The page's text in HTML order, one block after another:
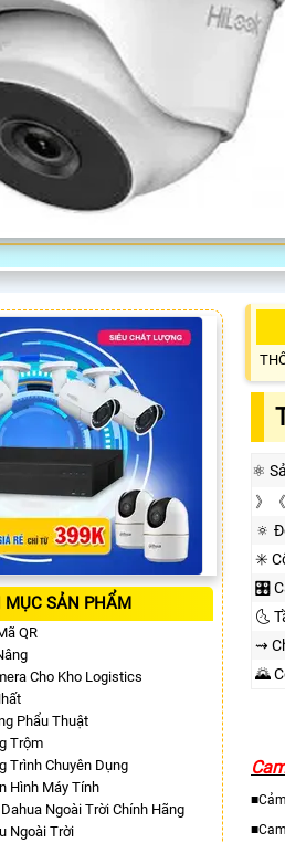
MỤC SẢN PHẨM
QR
Cho Kho Logistics
Phẩu Thuật
Trộm
Trình Chuyên Dụng
Hình Máy Tính
Ngoài Trời Chính Hãng
Ngoài Trời
⚛️
》
🔅
✳️
🎛
🌜
⇝
🌄